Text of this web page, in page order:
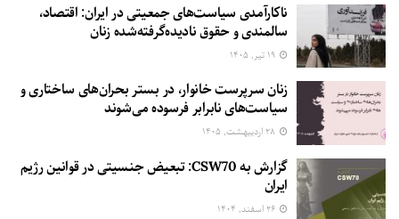
ناکارآمدی سیاست‌های جمعیتی در ایران: اقتصاد،
سالمندی و حقوق نادیده‌گرفته‌شده زنان
زنان سرپرست خانوار، در بستر بحران‌های ساختاری و
سیاست‌های نابرابر فرسوده می‌شوند
گزارش به CSW70: تبعیض جنسیتی در قوانین رژیم
ایران